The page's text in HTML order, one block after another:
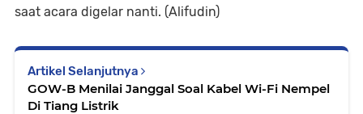
saat acara digelar nanti. (Alifudin)
Artikel Selanjutnya
GOW-B Menilai Janggal Soal Kabel Wi-Fi Nempel
Di Tiang Listrik